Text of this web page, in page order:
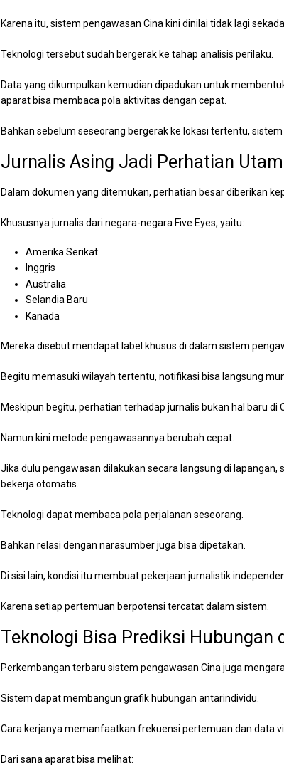
Karena itu, sistem pengawasan Cina kini dinilai tidak lagi
Teknologi tersebut sudah bergerak ke tahap analisis perilaku.
Data yang dikumpulkan kemudian dipadukan untuk
aparat bisa membaca pola aktivitas dengan cepat.
Bahkan sebelum seseorang bergerak ke lokasi tertentu,
Jurnalis Asing Jadi Perhatian
Dalam dokumen yang ditemukan, perhatian besar diberikan
Khususnya jurnalis dari negara-negara Five Eyes, yaitu:
Amerika Serikat
Inggris
Australia
Selandia Baru
Kanada
Mereka disebut mendapat label khusus di dalam sistem
Begitu memasuki wilayah tertentu, notifikasi bisa langsung
Meskipun begitu, perhatian terhadap jurnalis bukan hal baru di
Namun kini metode pengawasannya berubah cepat.
Jika dulu pengawasan dilakukan secara langsung di
bekerja otomatis.
Teknologi dapat membaca pola perjalanan seseorang.
Bahkan relasi dengan narasumber juga bisa dipetakan.
Di sisi lain, kondisi itu membuat pekerjaan jurnalistik
Karena setiap pertemuan berpotensi tercatat dalam sistem.
Teknologi Bisa Prediksi Hubungan
Perkembangan terbaru sistem pengawasan Cina juga
Sistem dapat membangun grafik hubungan antarindividu.
Cara kerjanya memanfaatkan frekuensi pertemuan dan data
Dari sana aparat bisa melihat: